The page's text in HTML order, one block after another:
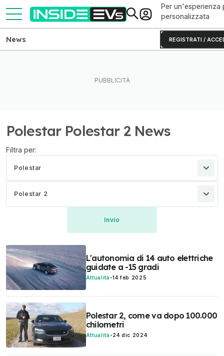
Per un'esperienza
personalizzata
REGISTRATI /
News
Polestar Polestar 2 News
Filtra per:
Polestar
Polestar 2
L'autonomia di 14 auto elettriche
guidate a -15 gradi
Attualità -14 feb 2025
Polestar 2, come va dopo 100.000
chilometri
Attualità -24 dic 2024